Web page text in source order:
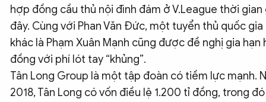
hợp đồng cầu thủ nội đình đám ở V.League thời gian
đây. Cùng với Phan Văn Đức, một tuyển thủ quốc gia
khác là Phạm Xuân Mạnh cũng được đề nghị gia hạn
đồng với phí lót tay “khủng”.
Tân Long Group là một tập đoàn có tiềm lực mạnh.
2018, Tân Long có vốn điều lệ 1.200 tỉ đồng, trong